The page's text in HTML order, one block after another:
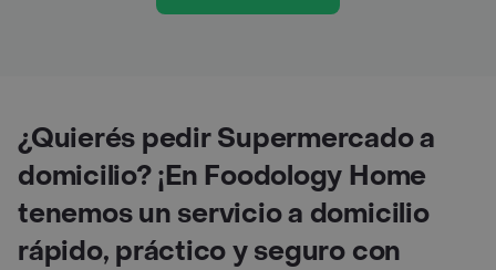
¿Quierés pedir Supermercado a
domicilio? ¡En Foodology Home
tenemos un servicio a domicilio
rápido, práctico y seguro con